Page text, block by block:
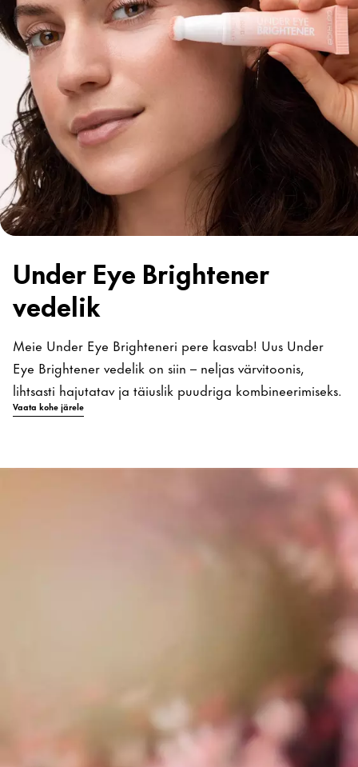
Under Eye Brightener
vedelik
Meie Under Eye Brighteneri pere kasvab! Uus Under
Eye Brightener vedelik on siin – neljas värvitoonis,
lihtsasti hajutatav ja täiuslik puudriga kombineerimiseks.
Vaata kohe järele